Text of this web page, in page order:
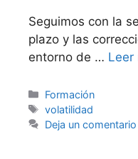
Seguimos con la
plazo y las
entorno de … Leer
Categorías
Formación
Etiquetas
volatilidad
Deja un comentario